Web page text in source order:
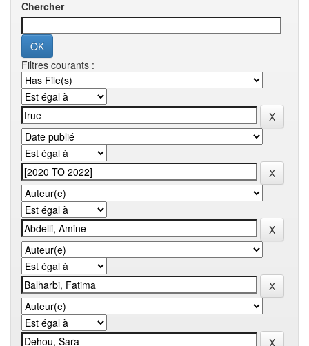
Chercher
Filtres courants :